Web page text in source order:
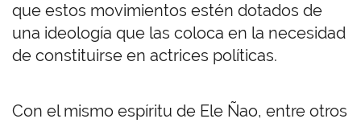
que estos movimientos estén dotados de
una ideología que las coloca en la necesidad
de constituirse en actrices políticas.
Con el mismo espíritu de Ele Ñao, entre otros